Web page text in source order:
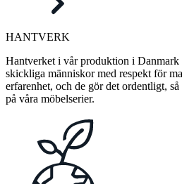
HANTVERK
Hantverket i vår produktion i
skickliga människor med respekt för
erfarenhet, och de gör det ordentligt,
på våra möbelserier.